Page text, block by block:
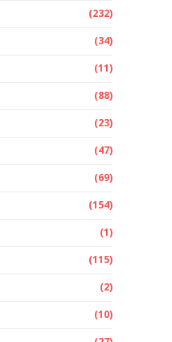
(232)
(34)
(11)
(88)
(23)
(47)
(69)
(154)
(1)
(115)
(2)
(10)